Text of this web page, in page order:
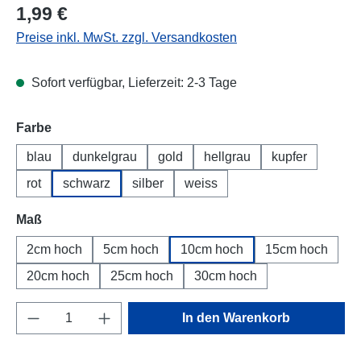
Regulärer Preis:
1,99 €
Preise inkl. MwSt. zzgl. Versandkosten
Sofort verfügbar, Lieferzeit: 2-3 Tage
Farbe
blau dunkelgrau gold hellgrau
kupfer
rot
schwarz silber weiss
Maß
2cm hoch 5cm hoch 10cm hoch
15cm hoch
20cm hoch
25cm hoch 30cm hoch
Produkt Anzahl: Gib den gewünschten
In den Warenkorb